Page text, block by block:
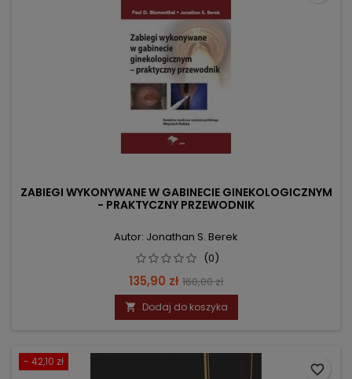
ZABIEGI WYKONYWANE W GABINECIE GINEKOLOGICZNYM
- PRAKTYCZNY PRZEWODNIK
Autor: Jonathan S. Berek
(0)
Cena
135,90 zł Cena
podstawowa
160,00 zł
 Dodaj do koszyka
- 42,10 zł
favorite_border